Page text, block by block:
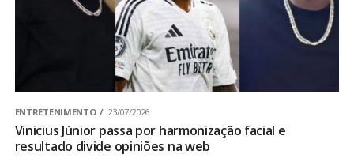
ENTRETENIMENTO 23/07/2026
Vinicius Júnior passa por harmonização facial e
resultado divide opiniões na web